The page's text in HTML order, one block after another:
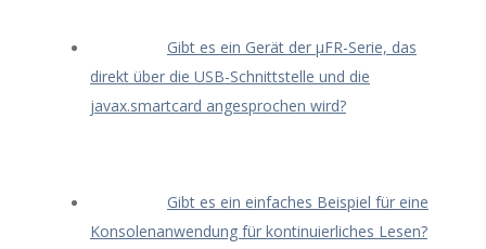
Gibt es ein Gerät der μFR-Serie, das
direkt über die USB-Schnittstelle und die
javax.smartcard angesprochen wird?
Gibt es ein einfaches Beispiel für eine
Konsolenanwendung für kontinuierliches Lesen?